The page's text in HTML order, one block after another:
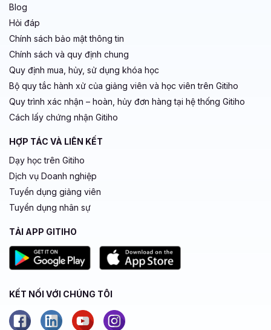
Blog
Hỏi đáp
Chính sách bảo mật thông tin
Chính sách và quy định chung
Quy định mua, hủy, sử dụng khóa học
Bộ quy tắc hành xử của giảng viên và học viên trên Gitiho
Quy trình xác nhận – hoàn, hủy đơn hàng tại hệ thống Gitiho
Cách lấy chứng nhận Gitiho
HỢP TÁC VÀ LIÊN KẾT
Dạy học trên Gitiho
Dịch vụ Doanh nghiệp
Tuyển dụng giảng viên
Tuyển dụng nhân sự
TẢI APP GITIHO
KẾT NỐI VỚI CHÚNG TÔI